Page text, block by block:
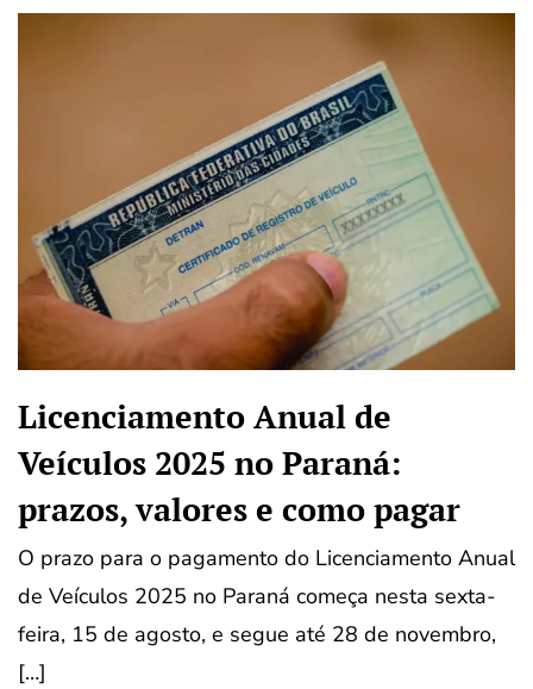
Licenciamento Anual de
Veículos 2025 no Paraná:
prazos, valores e como pagar
O prazo para o pagamento do Licenciamento Anual
de Veículos 2025 no Paraná começa nesta sexta-
feira, 15 de agosto, e segue até 28 de novembro,
[…]